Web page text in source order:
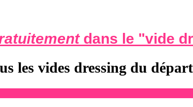
dans le "vide
les vides dressing du